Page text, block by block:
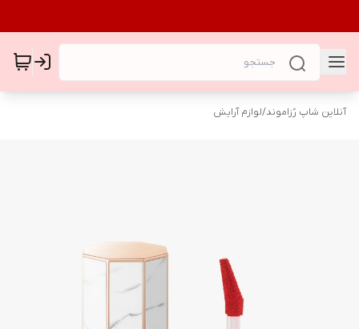
آنلاین شاپ رُزاموند/لوازم آرایش